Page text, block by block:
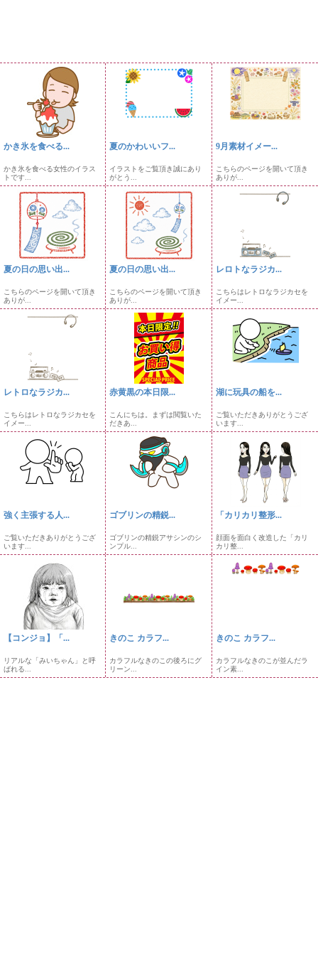
かき氷を食べる...
かき氷を食べる女性のイラス
トです...
夏のかわいいフ...
イラストをご覧頂き誠にあり
がとう...
9月素材イメー...
こちらのページを開いて頂き
ありが...
夏の日の思い出...
こちらのページを開いて頂き
ありが...
夏の日の思い出...
こちらのページを開いて頂き
ありが...
レロトなラジカ...
こちらはレトロなラジカセを
イメー...
レトロなラジカ...
こちらはレトロなラジカセを
イメー...
赤黄黒の本日限...
こんにちは。まずは閲覧いた
だきあ...
湖に玩具の船を...
ご覧いただきありがとうござ
います...
強く主張する人...
ご覧いただきありがとうござ
います...
ゴブリンの精鋭...
ゴブリンの精鋭アサシンのシ
ンプル...
「カリカリ整形...
顔面を面白く改造した「カリ
カリ整...
【コンジョ】「...
リアルな「みいちゃん」と呼
ばれる...
きのこ カラフ...
カラフルなきのこの後ろにグ
リーン...
きのこ カラフ...
カラフルなきのこが並んだラ
イン素...